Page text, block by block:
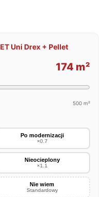
Uni Drex + Pellet
174 m²
500 m²
Po modernizacji
×0.7
Nieocieplony
×1.1
Nie wiem
Standardowy